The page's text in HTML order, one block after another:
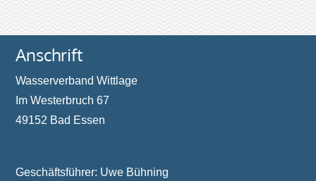
Anschrift
Wasserverband Wittlage
Im Westerbruch 67
49152 Bad Essen
Geschäftsführer: Uwe Bühning